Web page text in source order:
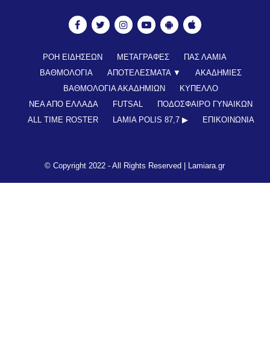
ΡΟΗ ΕΙΔΗΣΕΩΝ ΜΕΤΑΓΡΑΦΕΣ
ΠΑΣ ΛΑΜΙΑ
ΒΑΘΜΟΛΟΓΙΑ
ΑΠΟΤΕΛΕΣΜΑΤΑ ▼
ΑΚΑΔΗΜΙΕΣ
ΒΑΘΜΟΛΟΓΙΑ ΑΚΑΔΗΜΙΩΝ
ΚΥΠΕΛΛΟ
ΝΕΑ ΑΠΟ ΕΛΛΑΔΑ
FUTSAL
ΠΟΔΟΣΦΑΙΡΟ ΓΥΝΑΙΚΩΝ
ALL TIME ROSTER
LAMIA POLIS 87,7 ▶︎ ΕΠΙΚΟΙΝΩΝΊΑ
© Copyright 2022 - All Rights Reserved | Lamiara.gr